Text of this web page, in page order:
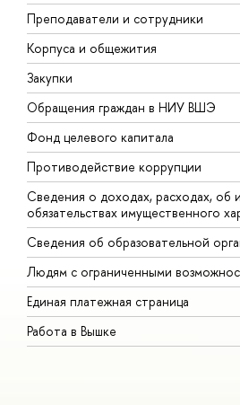
Преподаватели и сотрудники
Корпуса и общежития
Закупки
Обращения граждан в НИУ ВШЭ
Фонд целевого капитала
Противодействие коррупции
Сведения о доходах, расходах, об
обязательствах имущественного
Сведения об образовательной
Людям с ограниченными
Единая платежная страница
Работа в Вышке